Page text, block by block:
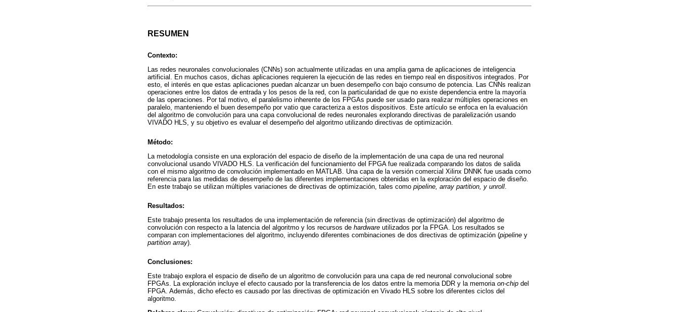
RESUMEN
Contexto:
Las redes neuronales convolucionales (CNNs) son actualmente utilizadas en una amplia gama de aplicaciones de inteligencia
artificial. En muchos casos, dichas aplicaciones requieren la ejecución de las redes en tiempo real en dispositivos integrados. Por
esto, el interés en que estas aplicaciones puedan alcanzar un buen desempeño con bajo consumo de potencia. Las CNNs realizan
operaciones entre los datos de entrada y los pesos de la red, con la particularidad de que no existe dependencia entre la mayoría
de las operaciones. Por tal motivo, el paralelismo inherente de los FPGAs puede ser usado para realizar múltiples operaciones en
paralelo, manteniendo el buen desempeño por vatio que caracteriza a estos dispositivos. Este artículo se enfoca en la evaluación
del algoritmo de convolución para una capa convolucional de redes neuronales explorando directivas de paralelización usando
VIVADO HLS, y su objetivo es evaluar el desempeño del algoritmo utilizando directivas de optimización.
Método:
La metodología consiste en una exploración del espacio de diseño de la implementación de una capa de una red neuronal
convolucional usando VIVADO HLS. La verificación del funcionamiento del FPGA fue realizada comparando los datos de salida
con el mismo algoritmo de convolución implementado en MATLAB. Una capa de la versión comercial Xilinx DNNK fue usada como
referencia para las medidas de desempeño de las diferentes implementaciones obtenidas en la exploración del espacio de diseño.
En este trabajo se utilizan múltiples variaciones de directivas de optimización, tales como pipeline, array partition, y unroll
Resultados:
Este trabajo presenta los resultados de una implementación de referencia (sin directivas de optimización) del algoritmo de
convolución con respecto a la latencia del algoritmo y los recursos de hardware utilizados por la FPGA. Los resultados se
comparan con implementaciones del algoritmo, incluyendo diferentes combinaciones de dos directivas de optimización (pipeline y
partition array).
Conclusiones:
Este trabajo explora el espacio de diseño de un algoritmo de convolución para una capa de red neuronal convolucional sobre
FPGAs. La exploración incluye el efecto causado por la transferencia de los datos entre la memoria DDR y la memoria on-chip del
FPGA. Además, dicho efecto es causado por las directivas de optimización en Vivado HLS sobre los diferentes ciclos del
algoritmo.